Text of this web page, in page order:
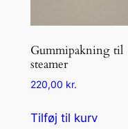
Gummipakning til
steamer
220,00 kr.
Tilføj til kurv